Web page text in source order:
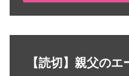
【読切】親父のエ